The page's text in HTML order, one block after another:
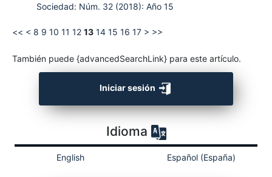
Sociedad: Núm. 32 (2018): Año 15
<< < 8 9 10 11 12 13 14 15 16 17 > >>
También puede {advancedSearchLink} para este artículo.
Iniciar sesión
Idioma
English Español (España)